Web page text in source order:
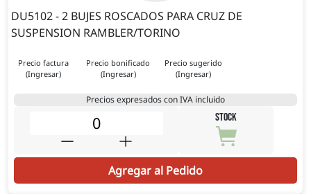
DU5102 - 2 BUJES ROSCADOS PARA CRUZ DE
SUSPENSION RAMBLER/TORINO
Precio factura
(Ingresar)
Precio bonificado
(Ingresar)
Precio sugerido
(Ingresar)
Precios expresados con IVA incluido
STOCK
Agregar al Pedido